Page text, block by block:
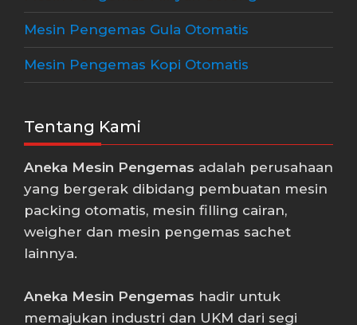
Mesin Pengemas Gula Otomatis
Mesin Pengemas Kopi Otomatis
Tentang Kami
Aneka Mesin Pengemas adalah perusahaan
yang bergerak dibidang pembuatan mesin
packing otomatis, mesin filling cairan,
weigher dan mesin pengemas sachet
lainnya.
Aneka Mesin Pengemas hadir untuk
memajukan industri dan UKM dari segi